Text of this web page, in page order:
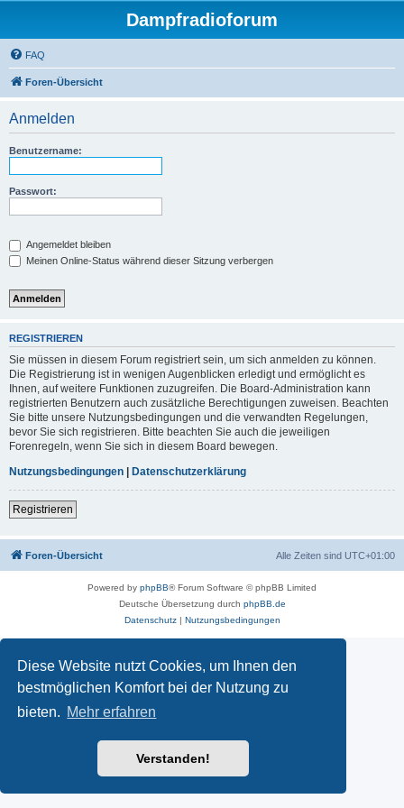
Diese Website nutzt Cookies, um Ihnen den
bestmöglichen Komfort bei der Nutzung zu
bieten. Mehr erfahren
Verstanden!
Dampfradioforum
FAQ
Foren-Übersicht
Anmelden
Benutzername:
Passwort:
Angemeldet bleiben
Meinen Online-Status während dieser Sitzung verbergen
REGISTRIEREN
Sie müssen in diesem Forum registriert sein, um sich anmelden zu können.
Die Registrierung ist in wenigen Augenblicken erledigt und ermöglicht es
Ihnen, auf weitere Funktionen zuzugreifen. Die Board-Administration kann
registrierten Benutzern auch zusätzliche Berechtigungen zuweisen. Beachten
Sie bitte unsere Nutzungsbedingungen und die verwandten Regelungen,
bevor Sie sich registrieren. Bitte beachten Sie auch die jeweiligen
Forenregeln, wenn Sie sich in diesem Board bewegen.
Nutzungsbedingungen | Datenschutzerklärung
Registrieren
Foren-Übersicht Alle Zeiten sind UTC+01:00
Powered by phpBB® Forum Software © phpBB Limited
Deutsche Übersetzung durch phpBB.de
Datenschutz| Nutzungsbedingungen